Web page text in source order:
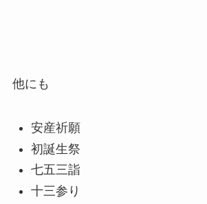
他にも
安産祈願
初誕生祭
七五三詣
十三参り